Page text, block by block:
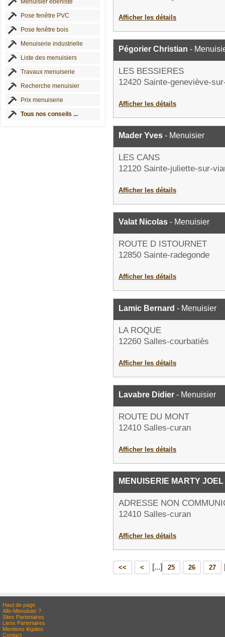
Menuisier ébéniste
Pose fenêtre PVC
Pose fenêtre bois
Menuiserie industrielle
Liste des menuisiers
Travaux menuiserie
Recherche menuisier
Prix menuiserie
Tous nos conseils ...
Afficher les détails
Pégorier Christian -
LES BESSIERES
12420 Sainte-geneviève-
Afficher les détails
Mader Yves - Menuisier
LES CANS
12120 Sainte-juliette-sur-
Afficher les détails
Valat Nicolas - Menuisier
ROUTE D ISTOURNET
12850 Sainte-radegonde
Afficher les détails
Lamic Bernard - Menuisier
LA ROQUE
12260 Salles-courbatiès
Afficher les détails
Lavabre Didier - Menuisier
ROUTE DU MONT
12410 Salles-curan
Afficher les détails
MENUISERIE MARTY JOEL
ADRESSE NON
12410 Salles-curan
Afficher les détails
<< < [...] 25 26 27
Haut de page
Allo-Menuisier ?
Sites Partenaires
Liens Partenaires
Mentions légales
Contact